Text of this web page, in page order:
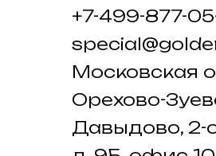
+7-499-877-
Московская
Орехово-
Давыдово, 2-